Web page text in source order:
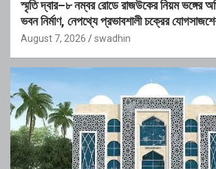
স্মৃতি দ্বার–৮ নম্বর রোডে রাজউকের নিয়ম ভঙ্গের
ভবন নির্মাণ, নেপথ্যে প্রভাবশালী চক্রের
August 7, 2026 swadhin